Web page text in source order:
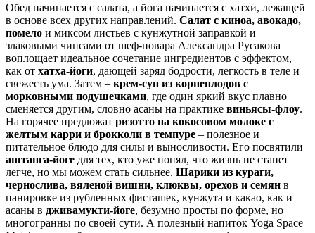
Обед начинается с салата, а йога начинается с хатхи, лежащей
в основе всех других направлений. Салат с киноа, авокадо,
помело и миксом листьев с кунжутной заправкой и
злаковыми чипсами от шеф-повара Александра Русакова
воплощает идеальное сочетание ингредиентов с эффектом,
как от хатха-йоги, дающей заряд бодрости, легкость в теле и
свежесть ума. Затем – крем-суп из корнеплодов с
морковными подушечками, где один яркий вкус плавно
сменяется другим, словно асаны на практике виньясы-флоу.
На горячее предложат ризотто на кокосовом молоке с
желтым карри и брокколи в темпуре – полезное и
питательное блюдо для силы и выносливости. Его посвятили
аштанга-йоге для тех, кто уже понял, что жизнь не станет
легче, но мы можем стать сильнее. Шарики из кураги,
чернослива, вяленой вишни, клюквы, орехов и семян в
панировке из рубленных фисташек, кунжута и какао, как и
асаны в дживамукти-йоге, безумно просты по форме, но
многогранны по своей сути. А полезный напиток Yoga Space